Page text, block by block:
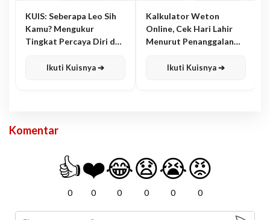
KUIS: Seberapa Leo Sih
Kamu? Mengukur
Tingkat Percaya Diri dan
Ikuti Kuisnya ➔
Kalkulator Weton
Online, Cek Hari Lahir
Menurut Penanggalan
Ikuti Kuisnya ➔
Komentar
👍
0
❤️
0
😂
0
😧
0
😭
0
😡
0